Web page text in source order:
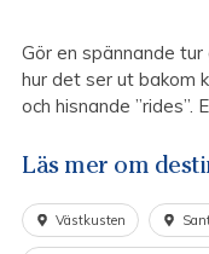
Gör en spännande
hur det ser ut bakom
och hisnande ”rides”.
Läs mer om
Västkusten